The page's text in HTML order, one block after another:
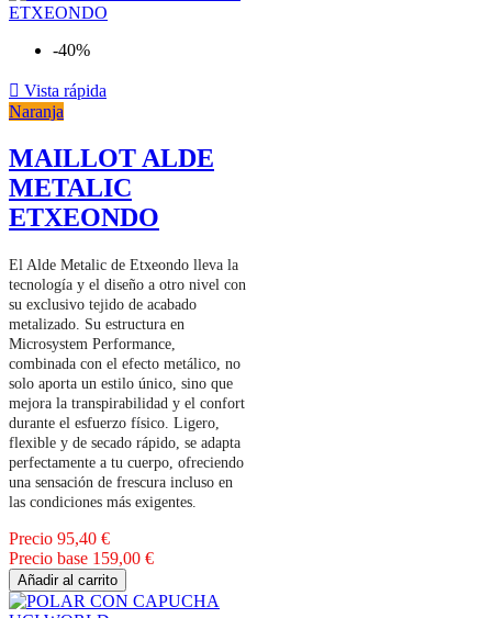
-40%
 Vista rápida
Naranja
MAILLOT ALDE
METALIC
ETXEONDO
El Alde Metalic de Etxeondo lleva la
tecnología y el diseño a otro nivel con
su exclusivo tejido de acabado
metalizado. Su estructura en
Microsystem Performance,
combinada con el efecto metálico, no
solo aporta un estilo único, sino que
mejora la transpirabilidad y el confort
durante el esfuerzo físico. Ligero,
flexible y de secado rápido, se adapta
perfectamente a tu cuerpo, ofreciendo
una sensación de frescura incluso en
las condiciones más exigentes.
Precio 95,40 €
Precio base 159,00 €
Añadir al carrito